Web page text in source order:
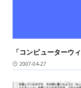
「コンピューターウ
2007-04-27